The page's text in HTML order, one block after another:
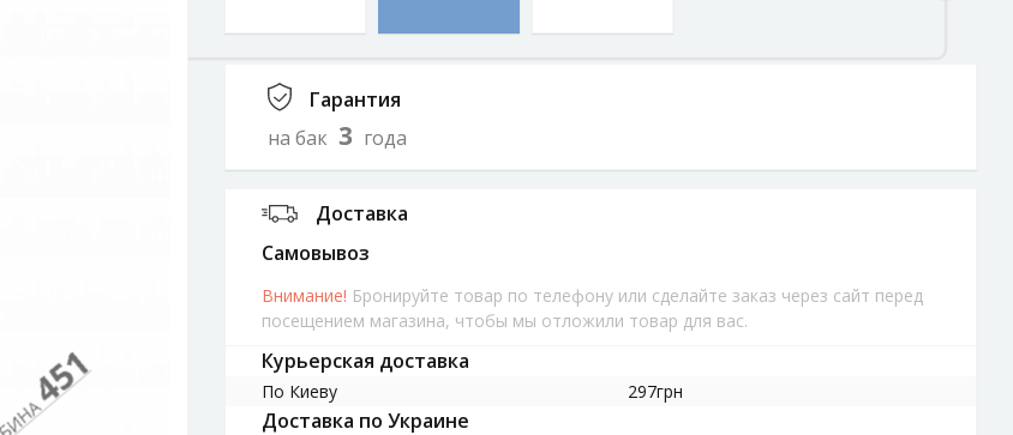
Гарантия
на бак 3 года
Доставка
cамовывоз
Внимание! Бронируйте товар по телефону или сделайте заказ через сайт перед
посещением магазина, чтобы мы отложили товар для вас.
Курьерская доставка
По Киеву 297грн
Доставка по Украине